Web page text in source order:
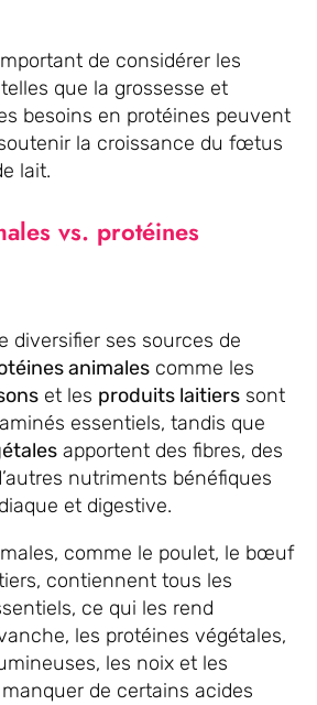
de considérer les
que la grossesse et
besoins en protéines peuvent
la croissance du fœtus
lait.
vs. protéines
diversifier ses sources de
animales comme les
et les produits laitiers sont
essentiels, tandis que
apportent des fibres, des
nutriments bénéfiques
et digestive.
comme le poulet, le bœuf
contiennent tous les
ce qui les rend
les protéines végétales,
les noix et les
de certains acides